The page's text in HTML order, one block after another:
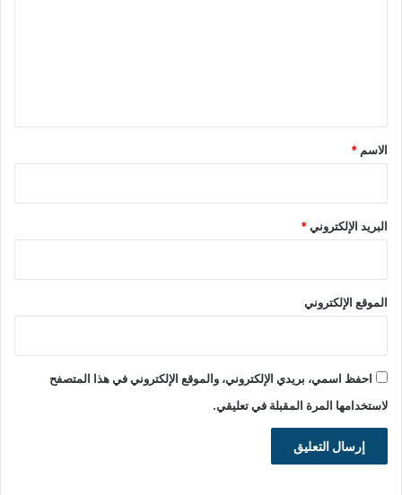
*
الاسم *
البريد الإلكتروني*
الموقع الإلكتروني
احفظ اسمي، بريدي الإلكتروني، والموقع الإلكتروني في هذا المتصفح
لاستخدامها المرة المقبلة في تعليقي.